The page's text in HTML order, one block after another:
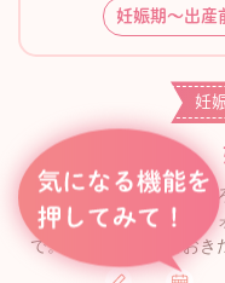
妊娠期〜出産
妊
妊娠中の体重管理はも
コー写真やマタニティ
で。妊娠期に残しておき